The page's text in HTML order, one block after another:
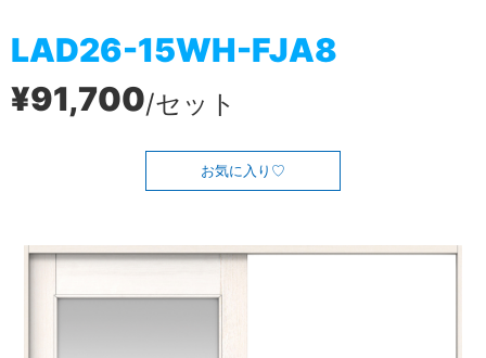
LAD26-15WH-FJA8
¥91,700/セット
お気に入り